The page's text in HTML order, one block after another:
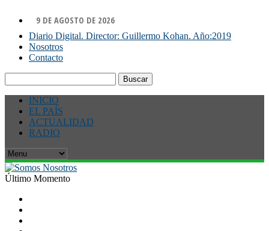
9 DE AGOSTO DE 2026
Diario Digital. Director: Guillermo Kohan. Año:2019
Nosotros
Contacto
INICIO
EL PAÍS
ACTUALIDAD
RADIO
Último Momento